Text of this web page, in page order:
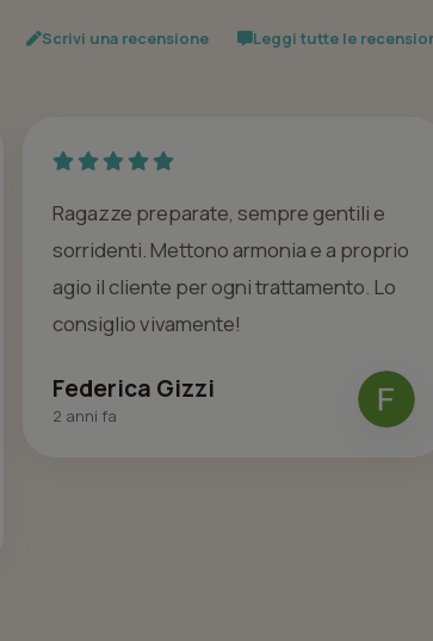
Scrivi una recensione Leggi tutte le
Ragazze preparate, sempre gentili e
sorridenti. Mettono armonia e a proprio
agio il cliente per ogni trattamento. Lo
consiglio vivamente!
Federica Gizzi
2 anni fa